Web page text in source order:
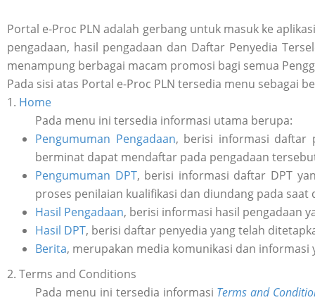
Portal e-Proc PLN adalah gerbang untuk masuk ke
pengadaan, hasil pengadaan dan Daftar Penyedia
menampung berbagai macam promosi bagi semua
Pada sisi atas Portal e-Proc PLN tersedia menu sebagai
1. Home
Pada menu ini tersedia informasi utama berupa:
Pengumuman Pengadaan, berisi informasi daftar
berminat dapat mendaftar pada pengadaan
Pengumuman DPT, berisi informasi daftar DPT
proses penilaian kualifikasi dan diundang pada
Hasil Pengadaan, berisi informasi hasil pengadaan
Hasil DPT, berisi daftar penyedia yang telah
Berita, merupakan media komunikasi dan
2. Terms and Conditions
Pada menu ini tersedia informasi Terms and